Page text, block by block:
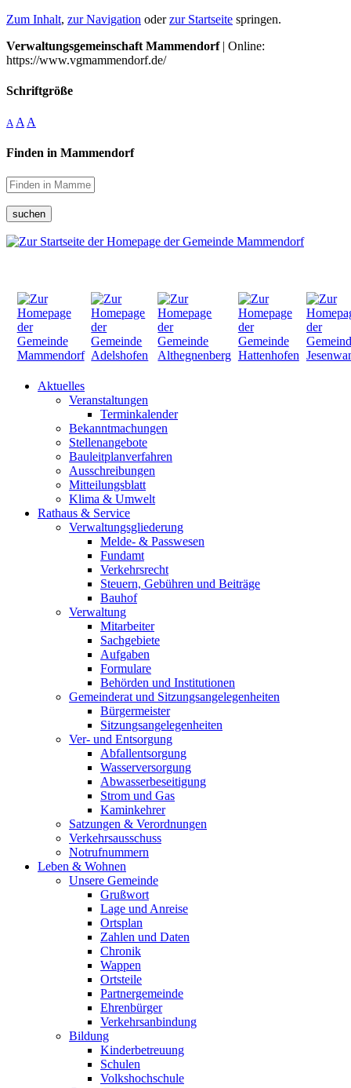
Zum Inhalt, zur Navigation oderzur Startseite springen.
Verwaltungsgemeinschaft Mammendorf| Online:
https://www.vgmammendorf.de/
Schriftgröße
A A A
Finden in Mammendorf
suchen
Aktuelles
Veranstaltungen
Terminkalender
Bekanntmachungen
Stellenangebote
Bauleitplanverfahren
Ausschreibungen
Mitteilungsblatt
Klima & Umwelt
Rathaus & Service
Verwaltungsgliederung
Melde- & Passwesen
Fundamt
Verkehrsrecht
Steuern, Gebühren und Beiträge
Bauhof
Verwaltung
Mitarbeiter
Sachgebiete
Aufgaben
Formulare
Behörden und Institutionen
Gemeinderat und Sitzungsangelegenheiten
Bürgermeister
Sitzungsangelegenheiten
Ver- und Entsorgung
Abfallentsorgung
Wasserversorgung
Abwasserbeseitigung
Strom und Gas
Kaminkehrer
Satzungen & Verordnungen
Verkehrsausschuss
Notrufnummern
Leben & Wohnen
Unsere Gemeinde
Grußwort
Lage und Anreise
Ortsplan
Zahlen und Daten
Chronik
Wappen
Ortsteile
Partnergemeinde
Ehrenbürger
Verkehrsanbindung
Bildung
Kinderbetreuung
Schulen
Volkshochschule